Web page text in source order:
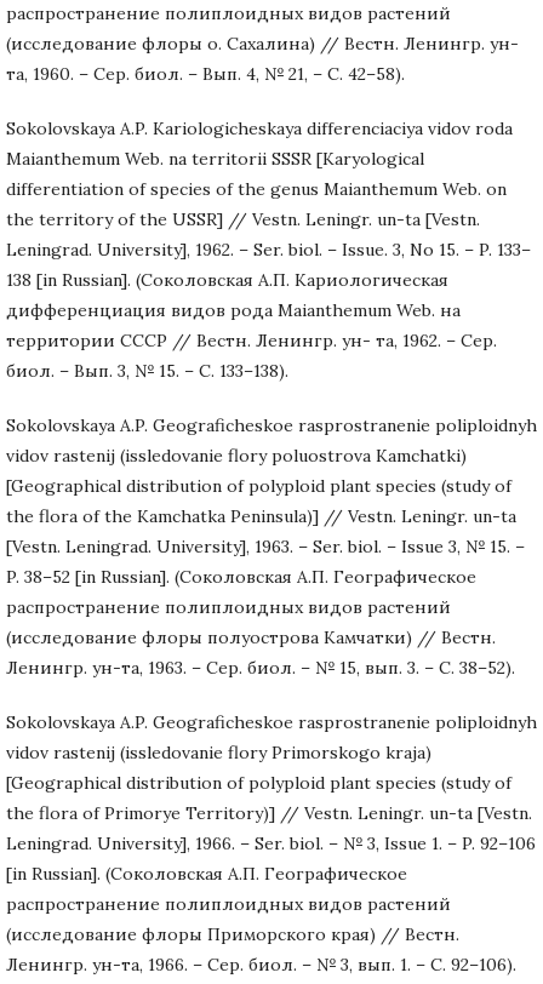
распространение полиплоидных видов растений
(исследование флоры о. Сахалина) // Вестн. Ленингр. ун-
та, 1960. – Сер. биол. – Вып. 4, № 21, – С. 42–58).
Sokolovskaya A.P. Kariologicheskaya differenciaciya vidov roda
Maianthemum Web. na territorii SSSR [Karyological
differentiation of species of the genus Maianthemum Web. on
the territory of the USSR] // Vestn. Leningr. un-ta [Vestn.
Leningrad. University], 1962. – Ser. biol. – Issue. 3, No 15. – P. 133–
138 [in Russian]. (Соколовская А.П. Кариологическая
дифференциация видов рода Maianthemum Web. на
территории СССР // Вестн. Ленингр. ун- та, 1962. – Сер.
биол. – Вып. 3, № 15. – С. 133–138).
Sokolovskaya A.P. Geograficheskoe rasprostranenie poliploidnyh
vidov rastenij (issledovanie flory poluostrova Kamchatki)
[Geographical distribution of polyploid plant species (study of
the flora of the Kamchatka Peninsula)] // Vestn. Leningr. un-ta
[Vestn. Leningrad. University], 1963. – Ser. biol. – Issue 3, № 15. –
P. 38–52 [in Russian]. (Соколовская А.П. Географическое
распространение полиплоидных видов растений
(исследование флоры полуострова Камчатки) // Вестн.
Ленингр. ун-та, 1963. – Сер. биол. – № 15, вып. 3. – С. 38–52).
Sokolovskaya A.P. Geograficheskoe rasprostranenie poliploidnyh
vidov rastenij (issledovanie flory Primorskogo kraja)
[Geographical distribution of polyploid plant species (study of
the flora of Primorye Territory)] // Vestn. Leningr. un-ta [Vestn.
Leningrad. University], 1966. – Ser. biol. – № 3, Issue 1. – P. 92–106
[in Russian]. (Соколовская А.П. Географическое
распространение полиплоидных видов растений
(исследование флоры Приморского края) // Вестн.
Ленингр. ун-та, 1966. – Сер. биол. – № 3, вып. 1. – С. 92–106).